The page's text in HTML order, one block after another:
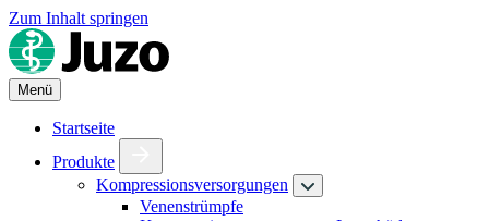
Zum Inhalt springen
Menü
Startseite
Produkte
Kompressionsversorgungen
Venenstrümpfe